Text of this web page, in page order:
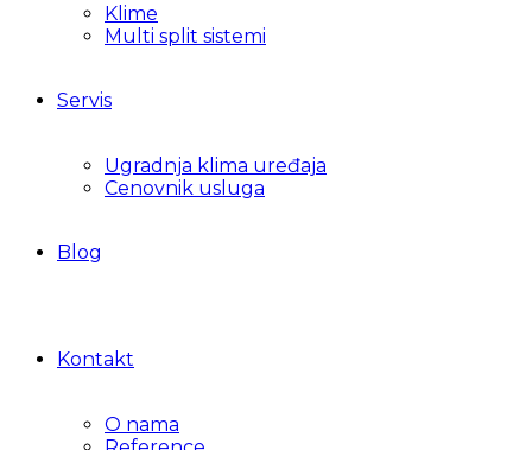
Klime
Multi split sistemi
Servis
Ugradnja klima uređaja
Cenovnik usluga
Blog
Kontakt
O nama